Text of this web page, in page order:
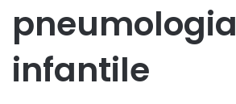
pneumologia
infantile